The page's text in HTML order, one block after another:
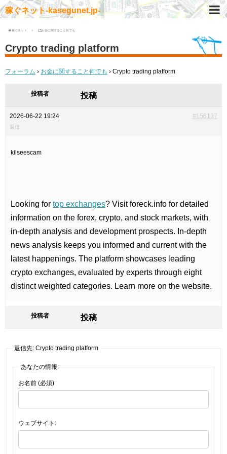
稼ぐネット-kasegunet.jp-
稼ぐネット お金に関すること何でも
Crypto trading platform
フォーラム › お金に関すること何でも › Crypto trading platform
投稿者 投稿
2026-06-22 19:24 #156137
返信
kilseescam
Looking for top exchanges? Visit foreck.info for detailed
information on the forex, crypto, and stock markets, with
in-depth analysis and development prospects. In-depth
news analysis keeps you informed and current with the
latest happenings. The platform showcases leading
crypto exchanges, evaluated by experts through eight
distinct weighted categories. Learn more on the website.
投稿者 投稿
返信先: Crypto trading platform
あなたの情報:
お名前 (必須)
ウェブサイト: